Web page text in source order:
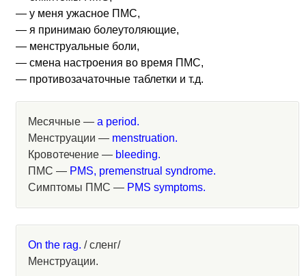
— у меня ужасное ПМС,
— я принимаю болеутоляющие,
— менструальные боли,
— смена настроения во время ПМС,
— противозачаточные таблетки и т.д.
Месячные — a period.
Менструации — menstruation.
Кровотечение — bleeding.
ПМС — PMS, premenstrual syndrome.
Симптомы ПМС — PMS symptoms.
On the rag. / сленг/
Менструации.